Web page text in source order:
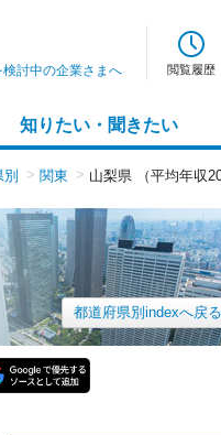
閲覧履歴
討中の企業さまへ
知りたい・聞きたい
関東 山梨県 （平均年収
都道府県別indexへ戻る